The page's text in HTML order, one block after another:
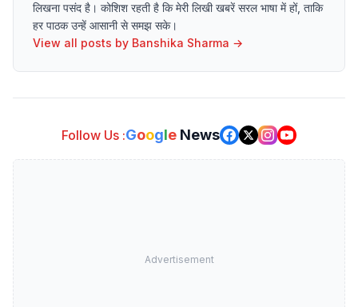
लिखना पसंद है। कोशिश रहती है कि मेरी लिखी खबरें सरल भाषा में हों, ताकि
हर पाठक उन्हें आसानी से समझ सके।
View all posts by Banshika Sharma →
Follow Us :Google News
Advertisement